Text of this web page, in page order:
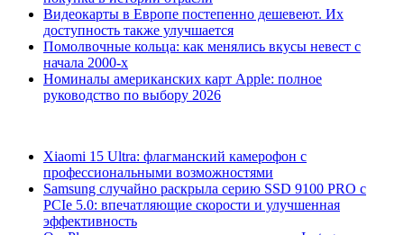
Видеокарты в Европе постепенно дешевеют. Их
доступность также улучшается
Помолвочные кольца: как менялись вкусы невест с
начала 2000-х
Номиналы американских карт Apple: полное
руководство по выбору 2026
Xiaomi 15 Ultra: флагманский камерофон с
профессиональными возможностями
Samsung случайно раскрыла серию SSD 9100 PRO с
PCIe 5.0: впечатляющие скорости и улучшенная
эффективность